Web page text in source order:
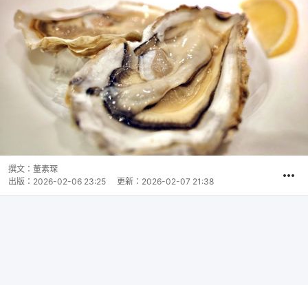
撰文： 董素琛
出版： 2026-02-06 23:25 更新： 2026-02-07 21:38